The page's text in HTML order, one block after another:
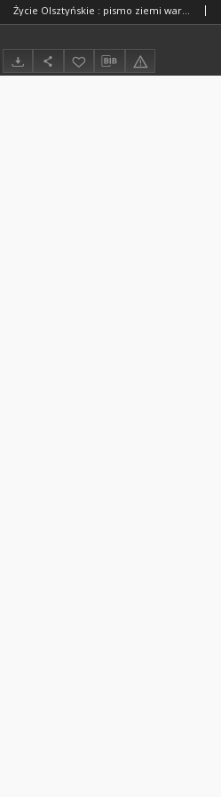
Życie Olsztyńskie : pismo ziemi warmińsko-mazurskiej, 1954, nr 25